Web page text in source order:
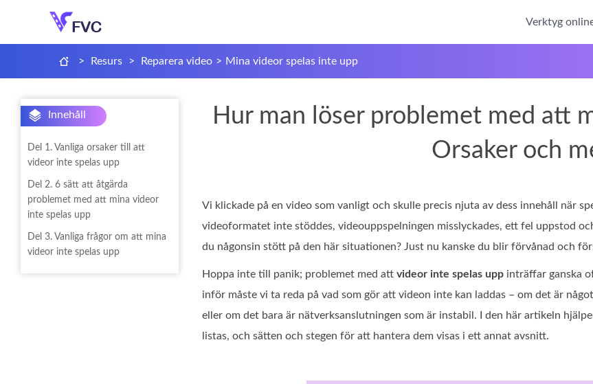
Verktyg
> Resurs > Reparera video > Mina videor spelas inte upp
Innehåll
Del 1. Vanliga orsaker till att
videor inte spelas upp
Del 2. 6 sätt att åtgärda
problemet med att mina videor
inte spelas upp
Del 3. Vanliga frågor om att mina
videor inte spelas upp
Hur man löser problemet med att
Orsaker och
Vi klickade på en video som vanligt och skulle precis njuta av dess innehåll när
videoformatet inte stöddes, videouppspelningen misslyckades, ett fel uppstod
du någonsin stött på den här situationen? Just nu kanske du blir förvånad och
Hoppa inte till panik; problemet med att videor inte spelas upp inträffar ganska
inför måste vi ta reda på vad som gör att videon inte kan laddas – om det är
eller om det bara är nätverksanslutningen som är instabil. I den här artikeln
listas, och sätten och stegen för att hantera dem visas i ett annat avsnitt.